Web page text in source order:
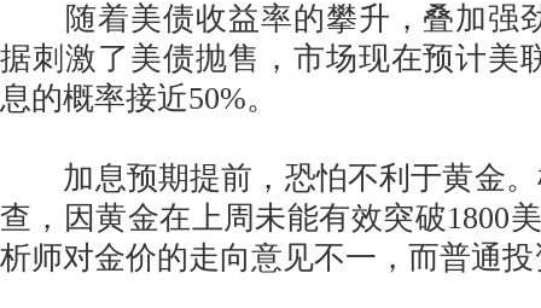
随着美债收益率的攀升，叠加强
据刺激了美债抛售，市场现在预计美
息的概率接近50%。
加息预期提前，恐怕不利于黄金。
查，因黄金在上周未能有效突破1800
析师对金价的走向意见不一，而普通